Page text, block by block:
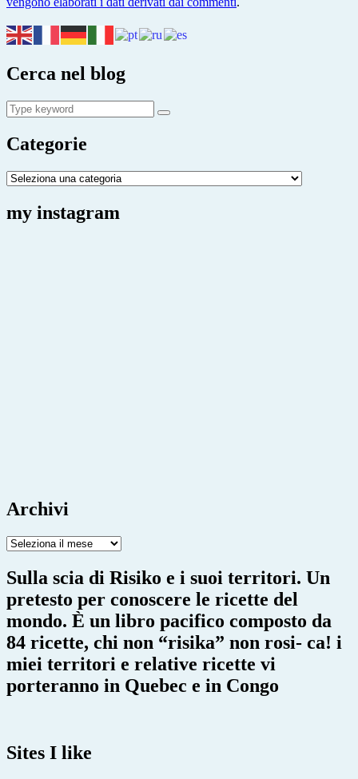
Cerca nel blog
Search
for:
Search
Categorie
Categorie
my instagram
Archivi
Archivi
Sulla scia di Risiko e i suoi territori. Un
pretesto per conoscere le ricette del
mondo. È un libro pacifico composto da
84 ricette, chi non “risika” non rosi- ca! i
miei territori e relative ricette vi
porteranno in Quebec e in Congo
Sites I like